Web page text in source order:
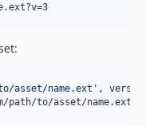
asset/name.ext ' ,
path/to/asset/